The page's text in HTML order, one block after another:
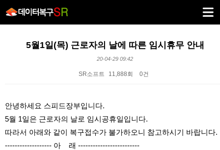
5월1일(목) 근로자의 날에 따른 임시휴무 안내
20-04-29 09:42
SR소프트 11,888회 0건
안녕하세요 스피드장부입니다.
5월 1일은 근로자의 날로 임시공휴일입니다.
따라서 아래와 같이 복구접수가 불가하오니 참고하시기 바랍니다.
------------------- 아 래 -------------------------